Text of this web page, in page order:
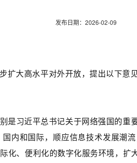
发布日期：2026-02-09
扩大高水平对外开放，提出以下意见
是习近平总书记关于网络强国的重
内和国际，顺应信息技术发展潮
化、便利化的数字化服务环境，扩